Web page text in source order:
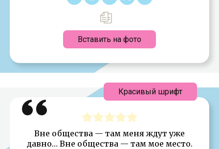
Вставить на фото
Вне общества — там меня ждут уже
давно… Вне общества — там мое место.
Красивый шрифт